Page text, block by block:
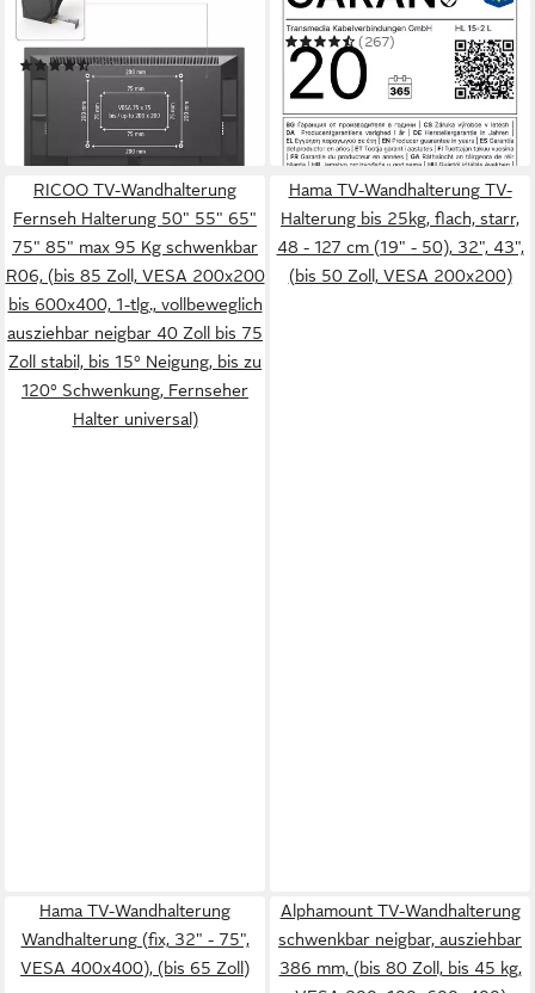
TV-Wandhalterung
Halterung, schwenkbar,
neigbar, ausziehbar von 48 -
122 (19" - 48)
(331)
ab 22,24 € UVP41,99 €
-47%
in 4-5 Werktagen bei dir
TV-Wandhalterung HL15-2L
(267)
ab 15,95 €
-11%
in 2-3 Werktagen bei dir
RICOO TV-Wandhalterung
Fernseh Halterung 50" 55" 65"
75" 85" max 95 Kg schwenkbar
R06, (bis 85 Zoll, VESA 200x200
bis 600x400, 1-tlg., vollbeweglich
ausziehbar neigbar 40 Zoll bis 75
Zoll stabil, bis 15° Neigung, bis zu
120° Schwenkung, Fernseher
Halter universal)
Hama TV-Wandhalterung TV-
Halterung bis 25kg, flach, starr,
48 - 127 cm (19" - 50), 32", 43",
(bis 50 Zoll, VESA 200x200)
Hama TV-Wandhalterung
Wandhalterung (fix, 32" - 75",
VESA 400x400), (bis 65 Zoll)
Alphamount TV-Wandhalterung
schwenkbar neigbar, ausziehbar
386 mm, (bis 80 Zoll, bis 45 kg,